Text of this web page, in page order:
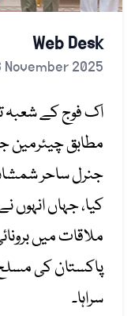
Web Desk
November 2025
اک فوج کے شعبہ
مطابق
جنرل ساحر شمشاد
کیا، جہاں انہوں
ملاقات میں
پاکستان کی مسلح
سراہا۔